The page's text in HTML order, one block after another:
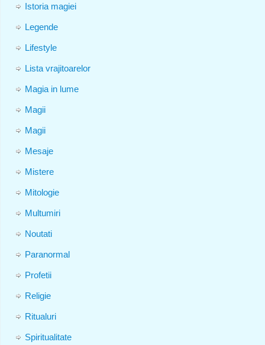
Istoria magiei
Legende
Lifestyle
Lista vrajitoarelor
Magia in lume
Magii
Magii
Mesaje
Mistere
Mitologie
Multumiri
Noutati
Paranormal
Profetii
Religie
Ritualuri
Spiritualitate